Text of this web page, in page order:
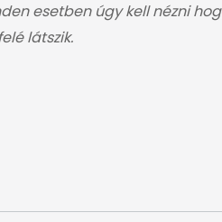
esetben úgy kell nézni
látszik.